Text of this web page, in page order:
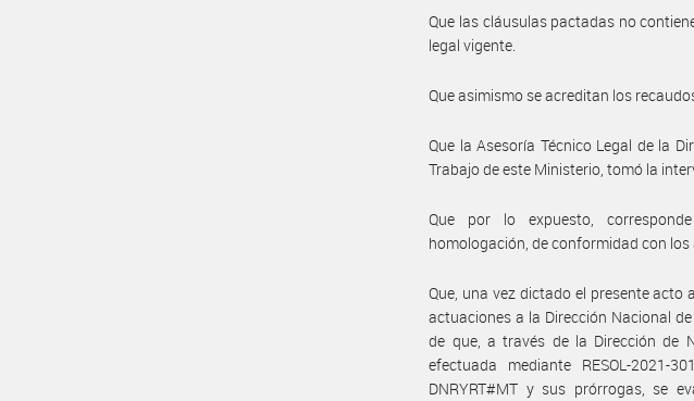
Que las cláusulas pactadas no
legal vigente.
Que asimismo se acreditan los
Que la Asesoría Técnico Legal de la
Trabajo de este Ministerio, tomó la
Que por lo expuesto,
homologación, de conformidad con
Que, una vez dictado el presente
actuaciones a la Dirección Nacional
de que, a través de la Dirección de
efectuada mediante RESOL-2021-
DNRYRT#MT y sus prórrogas, se